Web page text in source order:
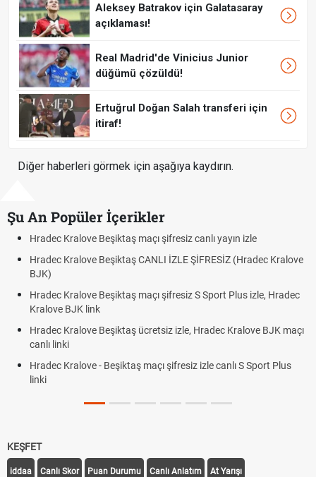
Aleksey Batrakov için Galatasaray
açıklaması!
Real Madrid'de Vinicius Junior
düğümü çözüldü!
Ertuğrul Doğan Salah transferi için
itiraf!
Diğer haberleri görmek için aşağıya kaydırın.
Şu An Popüler İçerikler
Hradec Kralove Beşiktaş maçı şifresiz canlı yayın izle
Hradec Kralove Beşiktaş CANLI İZLE ŞİFRESİZ (Hradec Kralove
BJK)
Hradec Kralove Beşiktaş maçı şifresiz S Sport Plus izle, Hradec
Kralove BJK link
Hradec Kralove Beşiktaş ücretsiz izle, Hradec Kralove BJK maçı
canlı linki
Hradec Kralove - Beşiktaş maçı şifresiz izle canlı S Sport Plus
linki
KEŞFET
iddaa Canlı Skor Puan Durumu Canlı Anlatım At Yarışı